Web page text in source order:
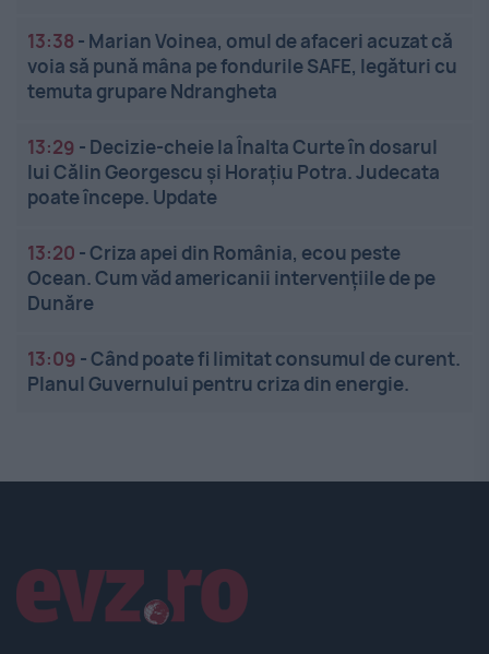
13:38 - Marian Voinea, omul de afaceri acuzat că
voia să pună mâna pe fondurile SAFE, legături cu
temuta grupare Ndrangheta
13:29 - Decizie-cheie la Înalta Curte în dosarul
lui Călin Georgescu și Horațiu Potra. Judecata
poate începe. Update
13:20 -Criza apei din România, ecou peste
Ocean. Cum văd americanii intervențiile de pe
Dunăre
13:09 -Când poate fi limitat consumul de curent.
Planul Guvernului pentru criza din energie.
Linkuri utile